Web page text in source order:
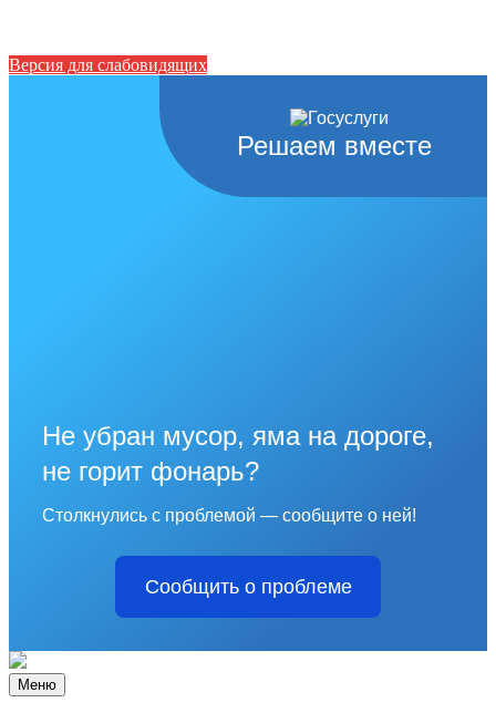
Версия для слабовидящих
Решаем вместе
Не убран мусор, яма на дороге,
не горит фонарь?
Столкнулись с проблемой — сообщите о ней!
Сообщить о проблеме
Меню